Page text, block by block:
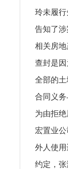
玲未履
告知了
相关房
查封是
全部的
合同义
为由拒
宏置业
外人使
约定，